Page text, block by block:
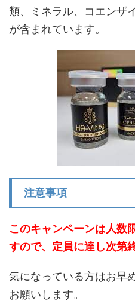
類、ミネラル、コエンザ
が含まれています。
注意事項
このキャンペーンは人数
すので、定員に達し次第
気になっている方はお早
お願いします。